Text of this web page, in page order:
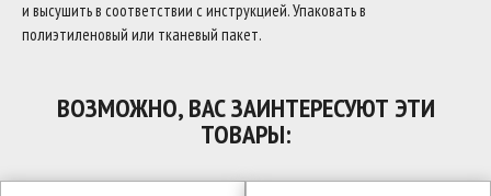
и высушить в соответствии с инструкцией. Упаковать в
полиэтиленовый или тканевый пакет.
ВОЗМОЖНО, ВАС ЗАИНТЕРЕСУЮТ ЭТИ
ТОВАРЫ: